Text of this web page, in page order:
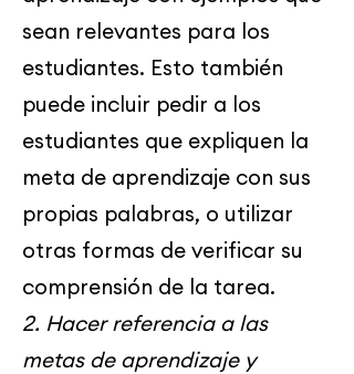
sean relevantes para los
estudiantes. Esto también
puede incluir pedir a los
estudiantes que expliquen la
meta de aprendizaje con sus
propias palabras, o utilizar
otras formas de verificar su
comprensión de la tarea.
2. Hacer referencia a las
metas de aprendizaje y